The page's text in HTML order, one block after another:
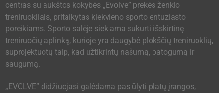
centras su aukštos kokybės „Evolve” prekės ženklo
treniruokliais, pritaikytas kiekvieno sporto entuziasto
poreikiams. Sporto salėje siekiama sukurti išskirtinę
treniruočių aplinką, kurioje yra daugybė plokščių treniruoklių,
suprojektuotų taip, kad užtikrintų našumą, patogumą ir
saugumą.
„EVOLVE” didžiuojasi galėdama pasiūlyti platų įrangos,